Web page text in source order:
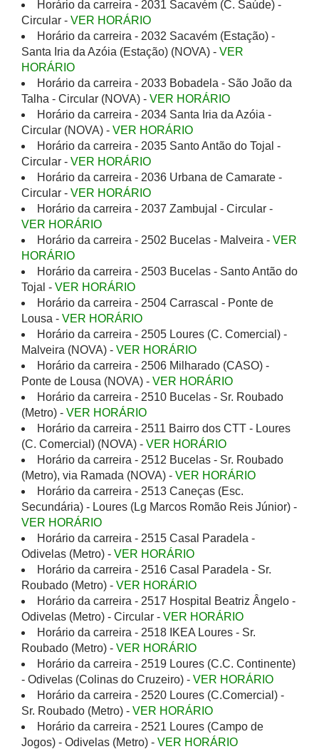
Horário da carreira - 2031 Sacavém (C. Saúde) -
Circular - VER HORÁRIO
Horário da carreira - 2032 Sacavém (Estação) -
Santa Iria da Azóia (Estação) (NOVA) - VER
HORÁRIO
Horário da carreira - 2033 Bobadela - São João da
Talha - Circular (NOVA) - VER HORÁRIO
Horário da carreira - 2034 Santa Iria da Azóia -
Circular (NOVA) - VER HORÁRIO
Horário da carreira - 2035 Santo Antão do Tojal -
Circular - VER HORÁRIO
Horário da carreira - 2036 Urbana de Camarate -
Circular - VER HORÁRIO
Horário da carreira - 2037 Zambujal - Circular -
VER HORÁRIO
Horário da carreira - 2502 Bucelas - Malveira - VER
HORÁRIO
Horário da carreira - 2503 Bucelas - Santo Antão do
Tojal - VER HORÁRIO
Horário da carreira - 2504 Carrascal - Ponte de
Lousa - VER HORÁRIO
Horário da carreira - 2505 Loures (C. Comercial) -
Malveira (NOVA) - VER HORÁRIO
Horário da carreira - 2506 Milharado (CASO) -
Ponte de Lousa (NOVA) - VER HORÁRIO
Horário da carreira - 2510 Bucelas - Sr. Roubado
(Metro) - VER HORÁRIO
Horário da carreira - 2511 Bairro dos CTT - Loures
(C. Comercial) (NOVA) - VER HORÁRIO
Horário da carreira - 2512 Bucelas - Sr. Roubado
(Metro), via Ramada (NOVA) - VER HORÁRIO
Horário da carreira - 2513 Caneças (Esc.
Secundária) - Loures (Lg Marcos Romão Reis Júnior) -
VER HORÁRIO
Horário da carreira - 2515 Casal Paradela -
Odivelas (Metro) - VER HORÁRIO
Horário da carreira - 2516 Casal Paradela - Sr.
Roubado (Metro) - VER HORÁRIO
Horário da carreira - 2517 Hospital Beatriz Ângelo -
Odivelas (Metro) - Circular - VER HORÁRIO
Horário da carreira - 2518 IKEA Loures - Sr.
Roubado (Metro) - VER HORÁRIO
Horário da carreira - 2519 Loures (C.C. Continente)
- Odivelas (Colinas do Cruzeiro) - VER HORÁRIO
Horário da carreira - 2520 Loures (C.Comercial) -
Sr. Roubado (Metro) - VER HORÁRIO
Horário da carreira - 2521 Loures (Campo de
Jogos) - Odivelas (Metro) - VER HORÁRIO